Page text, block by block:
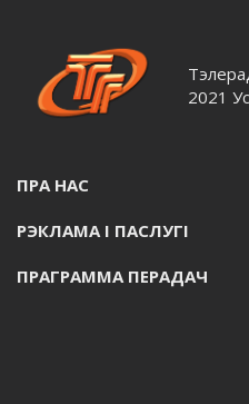
2021
ПРА НАС
РЭКЛАМА I ПАСЛУГI
ПРАГРАММА ПЕРАДАЧ